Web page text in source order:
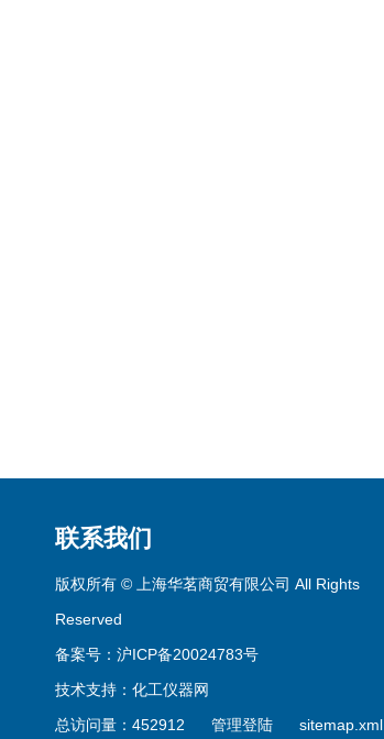
联系我们
版权所有 © 上海华茗商贸有限公司 All Rights
Reserved
备案号：沪ICP备20024783号
技术支持： 化工仪器网
总访问量：452912 管理登陆 sitemap.xml